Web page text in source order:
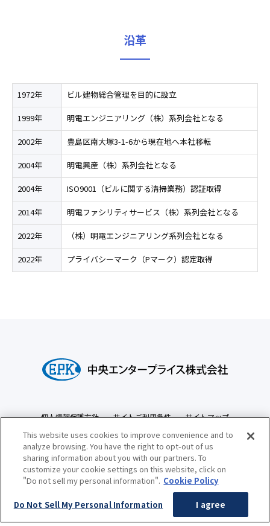
沿革
1972年 ビル建物総合管理を目的に設立
1999年 明電エンジニアリング（株）系列会社となる
2002年 豊島区南大塚3-1-6から現在地へ本社移転
2004年 明電興産（株）系列会社となる
2004年 ISO9001（ビルに関する清掃業務）認証取得
2014年 明電ファシリティサービス（株）系列会社となる
2022年 （株）明電エンジニアリング系列会社となる
2022年 プライバシーマーク（Pマーク）認定取得
個人情報保護方針 サイトご利用条件 サイトマップ
明電舎コーポレートサイト新規ウィンドウで開く
Copyright © CHUO ENTERPRISE CORPORATION All rights reserved.
This website uses cookies to improve convenience and to
analyze browsing. You have the right to opt-out of us
sharing information about you with our partners. To
customize your cookie settings on this website, click on
"Do not sell my personal information". Cookie Policy
Do Not Sell My Personal Information I agree